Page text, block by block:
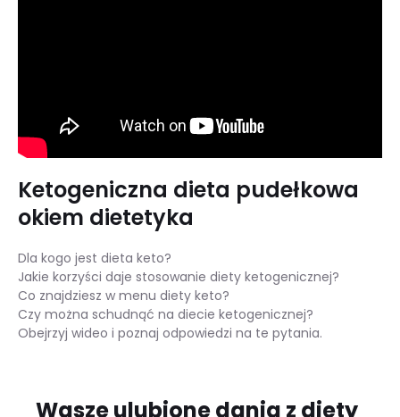
Ketogeniczna dieta pudełkowa
okiem dietetyka
Dla kogo jest dieta keto?
Jakie korzyści daje stosowanie diety ketogenicznej?
Co znajdziesz w menu diety keto?
Czy można schudnąć na diecie ketogenicznej?
Obejrzyj wideo i poznaj odpowiedzi na te pytania.
Wasze ulubione dania z diety